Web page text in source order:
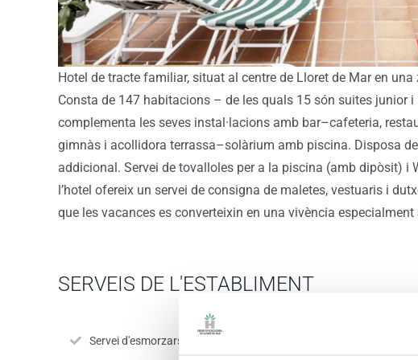
Hotel de tracte familiar, situat al centre de Lloret de Mar en
Consta de 147 habitacions – de les quals 15 són suites junior i
complementa les seves instal·lacions amb bar–cafeteria,
gimnàs i acollidora terrassa–solàrium amb piscina. Disposa
addicional. Servei de tovalloles per a la piscina (amb dipòsit) i
l’hotel ofereix un servei de consigna de maletes, vestuaris i
que les vacances es converteixin en una vivència
SERVEIS DE L'ESTABLIMENT
Servei d'esmorzars